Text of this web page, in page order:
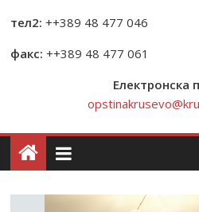
тел2: ++389 48 477 046
факс: ++389 48 477 061
Електронска